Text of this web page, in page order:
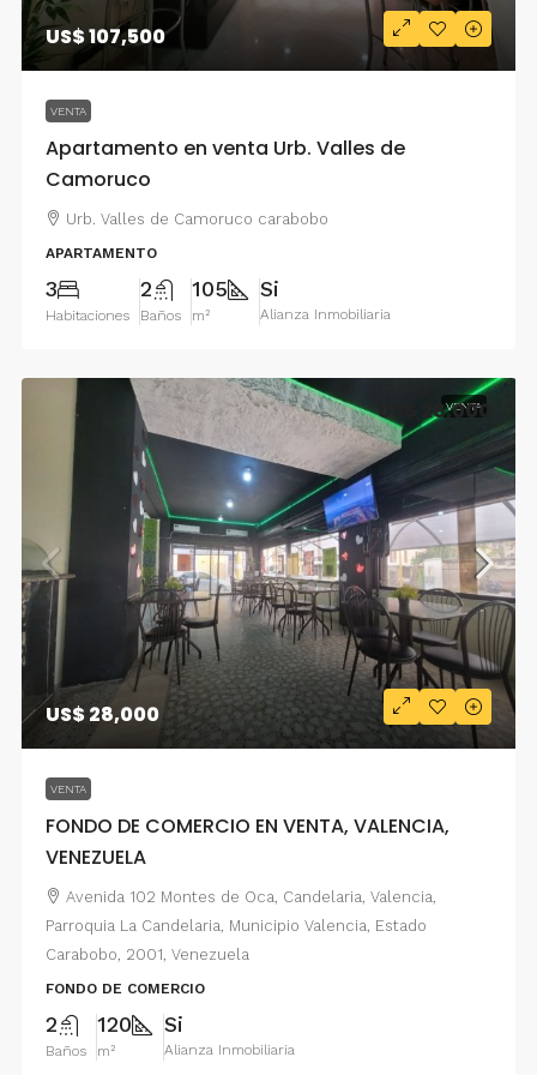
US$ 107,500
VENTA
Apartamento en venta Urb. Valles de
Camoruco
Urb. Valles de Camoruco carabobo
APARTAMENTO
3
Habitaciones
2
Baños
105
m²
Si
Alianza Inmobiliaria
VENTA
US$ 28,000
VENTA
FONDO DE COMERCIO EN VENTA, VALENCIA,
VENEZUELA
US$ 28,000
Avenida 102 Montes de Oca, Candelaria, Valencia,
Parroquia La Candelaria, Municipio Valencia, Estado
Carabobo, 2001, Venezuela
FONDO DE COMERCIO
2
Baños
120
m²
Si
Alianza Inmobiliaria